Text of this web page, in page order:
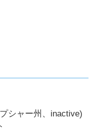
シャー州、inactive)